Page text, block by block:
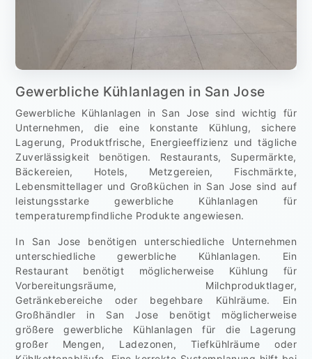
Gewerbliche Kühlanlagen in San Jose
Gewerbliche Kühlanlagen in San Jose sind wichtig für
Unternehmen, die eine konstante Kühlung, sichere
Lagerung, Produktfrische, Energieeffizienz und tägliche
Zuverlässigkeit benötigen. Restaurants, Supermärkte,
Bäckereien, Hotels, Metzgereien, Fischmärkte,
Lebensmittellager und Großküchen in San Jose sind auf
leistungsstarke gewerbliche Kühlanlagen für
temperaturempfindliche Produkte angewiesen.
In San Jose benötigen unterschiedliche Unternehmen
unterschiedliche gewerbliche Kühlanlagen. Ein
Restaurant benötigt möglicherweise Kühlung für
Vorbereitungsräume, Milchproduktlager,
Getränkebereiche oder begehbare Kühlräume. Ein
Großhändler in San Jose benötigt möglicherweise
größere gewerbliche Kühlanlagen für die Lagerung
großer Mengen, Ladezonen, Tiefkühlräume oder